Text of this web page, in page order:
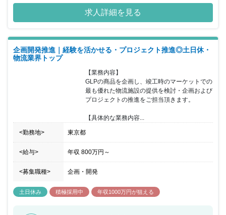
ととなりました。 一度に担当する物件は1～2件なので、一つひと
つに集中でき、残業も少なめで、休日もしっかり取れる環境です。
保守・メンテナンスがメインですが、時には既存物件の収益性を高
は全国各地にあるので、その土地に合わせた活用方法を考えて実行
に移すことができます。 朝日新聞グループの強みを活かしながら、
その地域に合わせた不動産開発を通して地域振興にも貢献できるな
求人詳細を見る
企画開発推進｜経験を活かせる・プロジェクト推進◎土日休・
物流業界トップ
【業務内容】
GLPの商品を企画し、竣工時のマーケットでの
最も優れた物流施設の提供を検討・企画および
プロジェクトの推進をご担当頂きます。
【具体的な業務内容...
<勤務地> 東京都
<給与> 年収 800万円 ～
<募集職種> 企画・開発
土日休み 積極採用中 年収1000万円が狙える